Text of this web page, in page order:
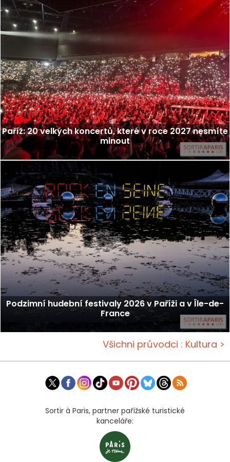
Paříž: 20 velkých koncertů, které v roce 2027 nesmíte
minout
Podzimní hudební festivaly 2026 v Paříži a v Île-de-
France
Všichni průvodci : Kultura >
Sortir à Paris, partner pařížské turistické
kanceláře: